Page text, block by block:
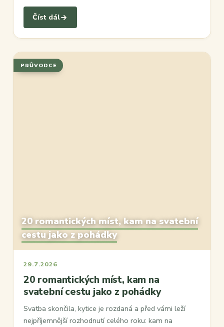
Číst dál
PRŮVODCE
20 romantických míst, kam na svatební
cestu jako z pohádky
29.7.2026
20 romantických míst, kam na
svatební cestu jako z pohádky
Svatba skončila, kytice je rozdaná a před vámi leží
nejpříjemnější rozhodnutí celého roku: kam na